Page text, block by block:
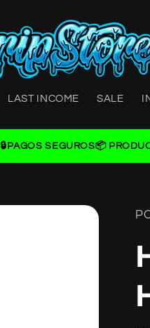
LAST INCOME SALE
🔒PAGOS SEGUROS📦